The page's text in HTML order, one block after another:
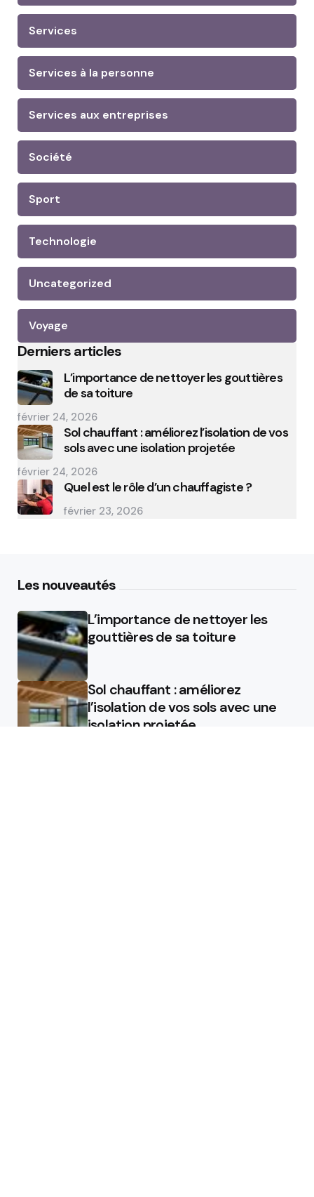
Services
Services à la personne
Services aux entreprises
Société
Sport
Technologie
Uncategorized
Voyage
Derniers articles
L’importance de nettoyer les gouttières
de sa toiture
février 24, 2026
Sol chauffant : améliorez l’isolation de vos
sols avec une isolation projetée
février 24, 2026
Quel est le rôle d’un chauffagiste ?
février 23, 2026
Les nouveautés
L’importance de nettoyer les
gouttières de sa toiture
Sol chauffant : améliorez
l’isolation de vos sols avec une
isolation projetée